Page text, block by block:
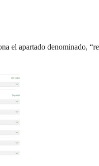
el apartado denominado,